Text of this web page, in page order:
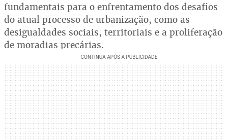
fundamentais para o enfrentamento dos desafios
do atual processo de urbanização, como as
desigualdades sociais, territoriais e a proliferação
de moradias precárias.